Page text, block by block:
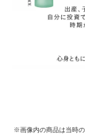
※画像内の商品は当時